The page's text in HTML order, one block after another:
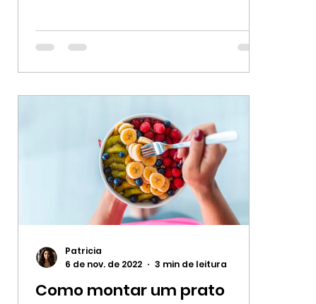
Como montar um prato
Patricia
6 de nov. de 2022
3 min de leitura